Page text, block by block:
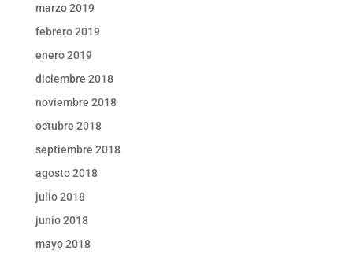
marzo 2019
febrero 2019
enero 2019
diciembre 2018
noviembre 2018
octubre 2018
septiembre 2018
agosto 2018
julio 2018
junio 2018
mayo 2018